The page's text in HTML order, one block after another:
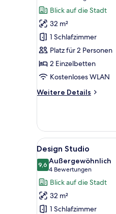
Boutique
Studio
anzeigen
Bewertungen)
Blick auf die Stadt
32 m²
1 Schlafzimmer
Platz für 2 Personen
2 Einzelbetten
Kostenloses WLAN
Weitere Details
Weitere
Studio
Alle
Fotos
für
Design
Studio
anzeigen
13
Design Studio
9,69,6 von 10
Außergewöhnlich
4 Bewertungen
(4
Bewertungen)
Blick auf die Stadt
32 m²
1 Schlafzimmer